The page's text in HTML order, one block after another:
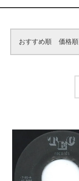
おすすめ順 価格順